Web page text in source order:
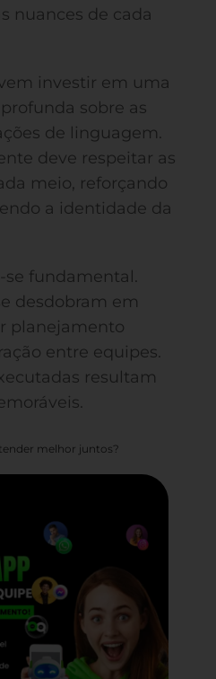
nuances de cada
investir em uma
sobre as
de linguagem.
deve respeitar as
meio, reforçando
a identidade da
fundamental.
desdobram em
planejamento
entre equipes.
resultam
melhor juntos?